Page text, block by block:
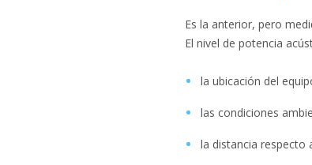
Es la anterior, pero
El nivel de potencia
la ubicación del
las condiciones
la distancia respecto